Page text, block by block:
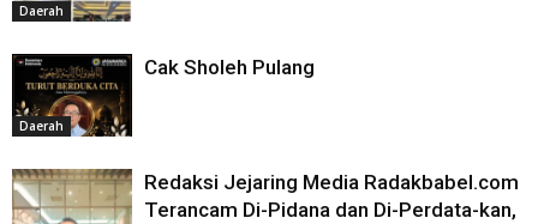
Daerah
Daerah
Cak Sholeh Pulang
Redaksi Jejaring Media Radakbabel.com
Terancam Di-Pidana dan Di-Perdata-kan,